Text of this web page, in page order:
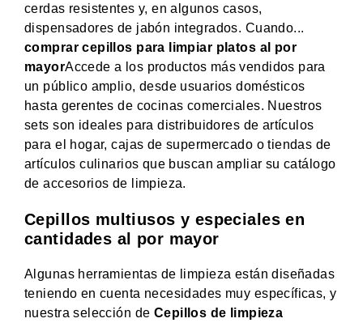
cerdas resistentes y, en algunos casos,
dispensadores de jabón integrados. Cuando...
comprar cepillos para limpiar platos al por
mayorAccede a los productos más vendidos para
un público amplio, desde usuarios domésticos
hasta gerentes de cocinas comerciales. Nuestros
sets son ideales para distribuidores de artículos
para el hogar, cajas de supermercado o tiendas de
artículos culinarios que buscan ampliar su catálogo
de accesorios de limpieza.
Cepillos multiusos y especiales en
cantidades al por mayor
Algunas herramientas de limpieza están diseñadas
teniendo en cuenta necesidades muy específicas, y
nuestra selección de Cepillos de limpieza